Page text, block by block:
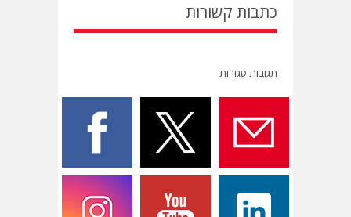
כתבות קשורות
תגובות סגורות